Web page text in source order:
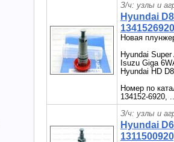
З/ч: узлы и
Hyundai
Новая
Hyundai
Isuzu Giga
Hyundai HD
Номер по
134152-6920,
З/ч: узлы и
Hyundai